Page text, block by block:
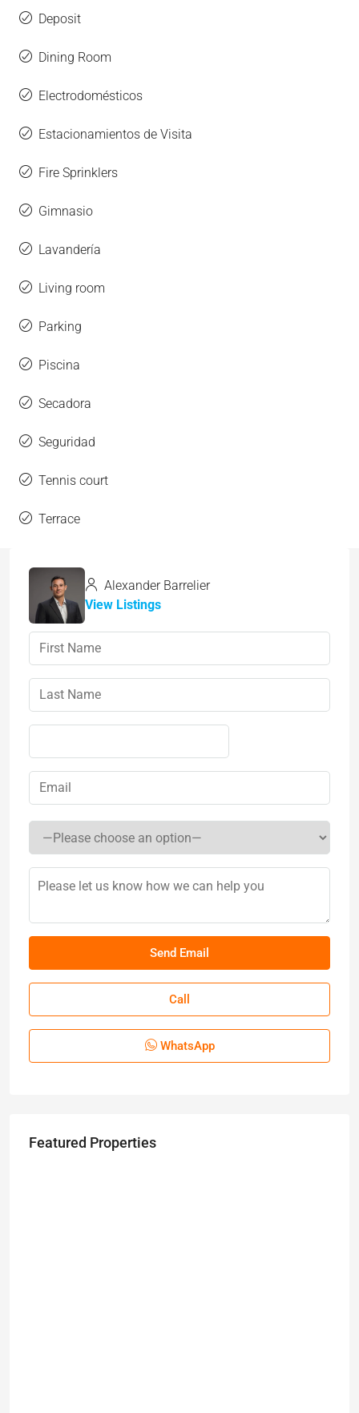
Deposit
Dining Room
Electrodomésticos
Estacionamientos de Visita
Fire Sprinklers
Gimnasio
Lavandería
Living room
Parking
Piscina
Secadora
Seguridad
Tennis court
Terrace
Alexander Barrelier
View Listings
Call
WhatsApp
Featured Properties